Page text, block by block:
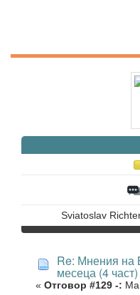
Sviatoslav
Re: Мнения на
месеца (4 част)
« Отговор #129 -: